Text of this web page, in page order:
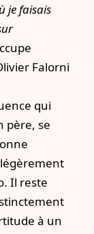
je faisais
Falorni
qui
père, se
Il reste
à un